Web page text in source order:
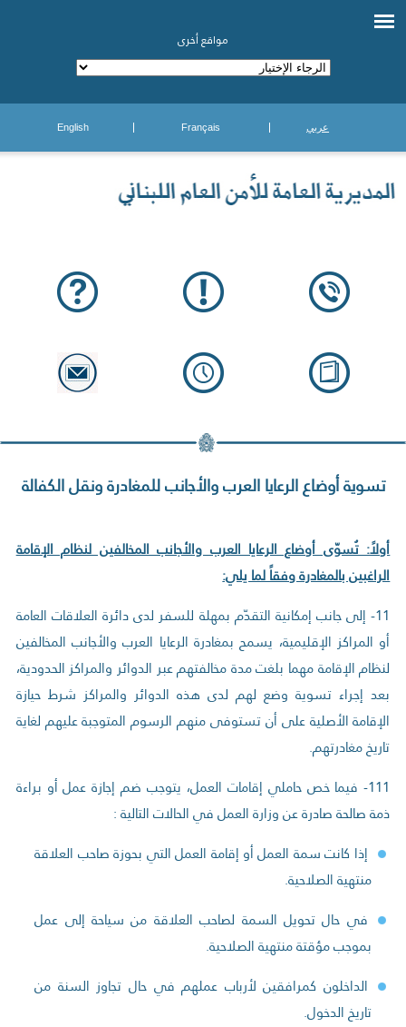
مواقع أخرى
عربي Français
English
تسوية أوضاع الرعايا العرب والأجانب للمغادرة ونقل الكفالة
أولاً: تُسوّى أوضاع الرعايا العرب والأجانب المخالفين لنظام الإقامة
الراغبين بالمغادرة وفقاً لما يلي:
11- إلى جانب إمكانية التقدّم بمهلة للسفر لدى دائرة العلاقات العامة
أو المراكز الإقليمية، يسمح بمغادرة الرعايا العرب والأجانب المخالفين
لنظام الإقامة مهما بلغت مدة مخالفتهم عبر الدوائر والمراكز الحدودية،
بعد إجراء تسوية وضع لهم لدى هذه الدوائر والمراكز شرط حيازة
الإقامة الأصلية على أن تستوفى منهم الرسوم المتوجبة عليهم لغاية
تاريخ مغادرتهم.
111- فيما خص حاملي إقامات العمل، يتوجب ضم إجازة عمل أو براءة
ذمة صالحة صادرة عن وزارة العمل في الحالات التالية :
إذا كانت سمة العمل أو إقامة العمل التي بحوزة صاحب العلاقة
منتهية الصلاحية.
في حال تحويل السمة لصاحب العلاقة من سياحة إلى عمل
بموجب مؤقتة منتهية الصلاحية.
الداخلون كمرافقين لأرباب عملهم في حال تجاوز السنة من
تاريخ الدخول.